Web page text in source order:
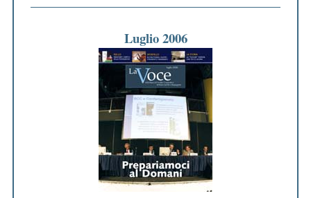
Luglio 2006